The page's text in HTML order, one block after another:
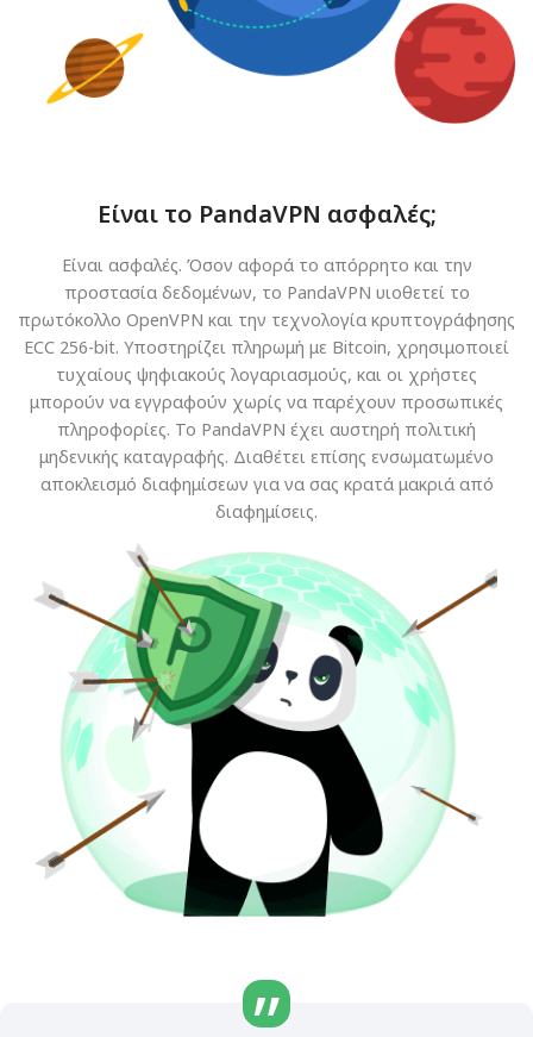
Είναι το PandaVPN ασφαλές;
Είναι ασφαλές. Όσον αφορά το απόρρητο και την
προστασία δεδομένων, το PandaVPN υιοθετεί το
πρωτόκολλο OpenVPN και την τεχνολογία κρυπτογράφησης
ECC 256-bit. Υποστηρίζει πληρωμή με Bitcoin, χρησιμοποιεί
τυχαίους ψηφιακούς λογαριασμούς, και οι χρήστες
μπορούν να εγγραφούν χωρίς να παρέχουν προσωπικές
πληροφορίες. Το PandaVPN έχει αυστηρή πολιτική
μηδενικής καταγραφής. Διαθέτει επίσης ενσωματωμένο
αποκλεισμό διαφημίσεων για να σας κρατά μακριά από
διαφημίσεις.